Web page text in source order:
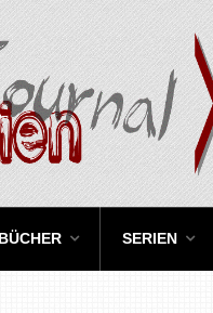
BÜCHER SERIEN